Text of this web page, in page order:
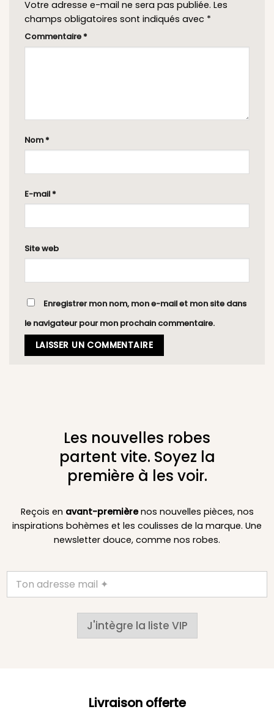
Votre adresse e-mail ne sera pas publiée. Les
champs obligatoires sont indiqués avec *
Commentaire *
Nom *
E-mail *
Site web
Enregistrer mon nom, mon e-mail et mon site dans
le navigateur pour mon prochain commentaire.
Les nouvelles robes
partent vite. Soyez la
première à les voir.
Reçois en avant-premièrenos nouvelles pièces, nos
inspirations bohèmes et les coulisses de la marque. Une
newsletter douce, comme nos robes.
J'intègre la liste VIP
Livraison offerte